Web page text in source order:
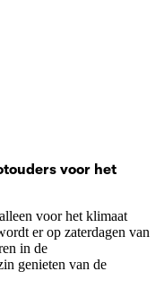
voor het
voor het klimaat
er op zaterdagen van
in de
genieten van de